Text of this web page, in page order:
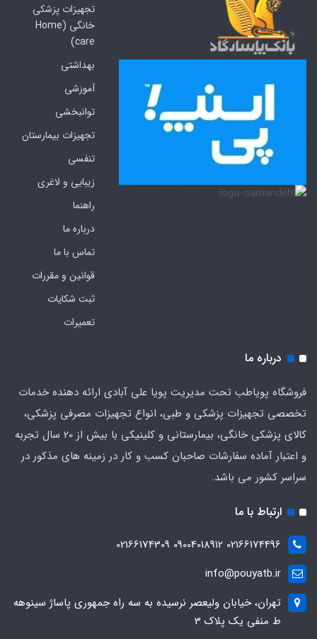
تجهیزات پزشکی
خانگی (Home
care)
بهداشتی
آموزشی
توانبخشی
تجهیزات بیمارستان
تنفسی
زیبایی و لاغری
راهنما
درباره ما
تماس با ما
قوانین و مقررات
ثبت شکایات
تعمیرات
درباره ما
فروشگاه پویاطب تحت مدیریت پویا علی آبادی ارائه دهنده خدمات
تخصصی تجهیزات پزشکی و طبی، انواع تجهیزات مصرفی پزشکی،
کالای پزشکی خانگی، بیمارستانی و کلینیکی با بیش از 20 سال تجربه
و اعتبار آماده سفارشات صاحبان کسب و کار در زمینه های مذکور در
سراسر کشور می باشد.
ارتباط با ما
02166174496 09004018912 02166174309
info@pouyatb.ir
تهران، خیابان ولیعصر نرسیده به سه راه جمهوری پاساژ سینوهه
ط منفی یک پلاک 3